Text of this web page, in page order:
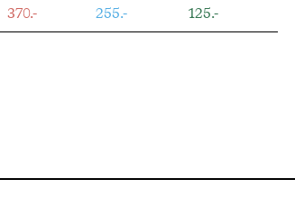
370.- 255.- 125.-